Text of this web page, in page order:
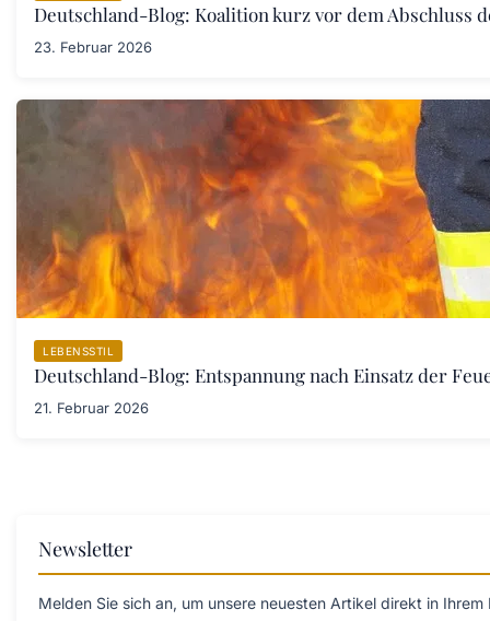
Deutschland-Blog: Koalition kurz vor dem Abschluss
23. Februar 2026
LEBENSSTIL
Deutschland-Blog: Entspannung nach Einsatz der
21. Februar 2026
Newsletter
Melden Sie sich an, um unsere neuesten Artikel direkt in